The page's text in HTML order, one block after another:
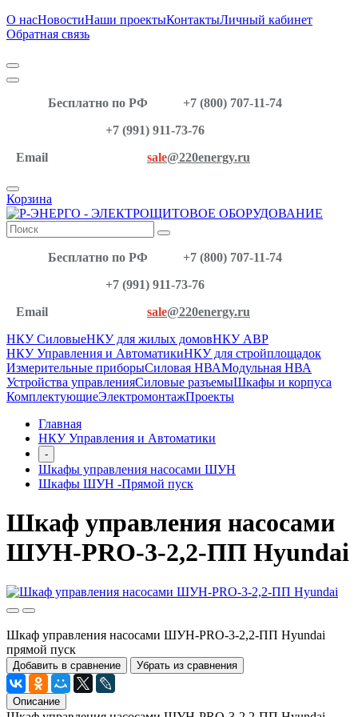
О насНовостиНаши проектыКонтактыЛичный кабинет
Обратная связь
Бесплатно по РФ
+7 (800) 707-11-74
+7 (991) 911-73-76
Email
sale@220energy.ru
Корзина
Бесплатно по РФ
+7 (800) 707-11-74
+7 (991) 911-73-76
Email
sale@220energy.ru
НКУ СиловыеНКУ для жилых домовНКУ АВР
НКУ Управления и АвтоматикиНКУ для стройплощадок
Измерительные приборыСиловая НВАМодульная НВА
Устройства управленияСиловые разъемыШкафы и корпуса
КомплектующиеЭлектромонтажПроекты
Главная
НКУ Управления и Автоматики
-
Шкафы управления насосами ШУН
Шкафы ШУН -Прямой пуск
Шкаф управления насосами
ШУН-PRO-3-2,2-ПП Hyundai
Шкаф управления насосами ШУН-PRO-3-2,2-ПП Hyundai
прямой пуск
Добавить в сравнение Убрать из сравнения
Описание